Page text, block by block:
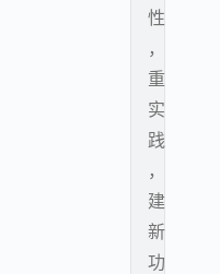
性
，
重
实
践
，
建
新
功